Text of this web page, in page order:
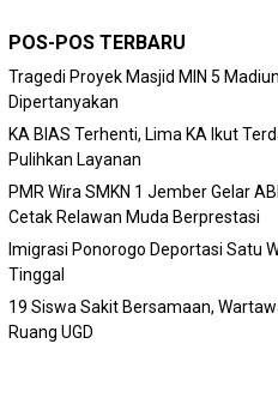
POS-POS TERBARU
Tragedi Proyek Masjid MIN 5
Dipertanyakan
KA BIAS Terhenti, Lima KA Ikut
Pulihkan Layanan
PMR Wira SMKN 1 Jember Gelar
Cetak Relawan Muda Berprestasi
Imigrasi Ponorogo Deportasi Satu
Tinggal
19 Siswa Sakit Bersamaan,
Ruang UGD